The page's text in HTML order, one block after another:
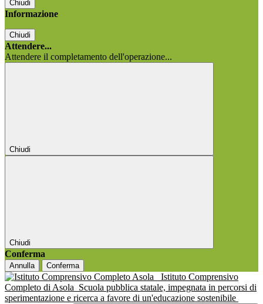
Chiudi
Informazione
Chiudi
Attendere...
Attendere il completamento dell'operazione...
Chiudi
Chiudi
Conferma
Annulla Conferma
Istituto Comprensivo
Completo di Asola Scuola pubblica statale, impegnata in percorsi di
sperimentazione e ricerca a favore di un'educazione sostenibile